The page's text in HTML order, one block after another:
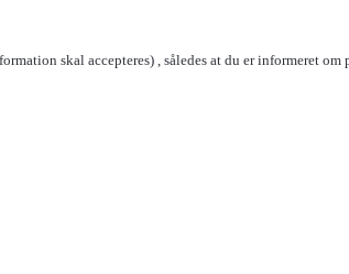
skal accepteres) , således at du er informeret om